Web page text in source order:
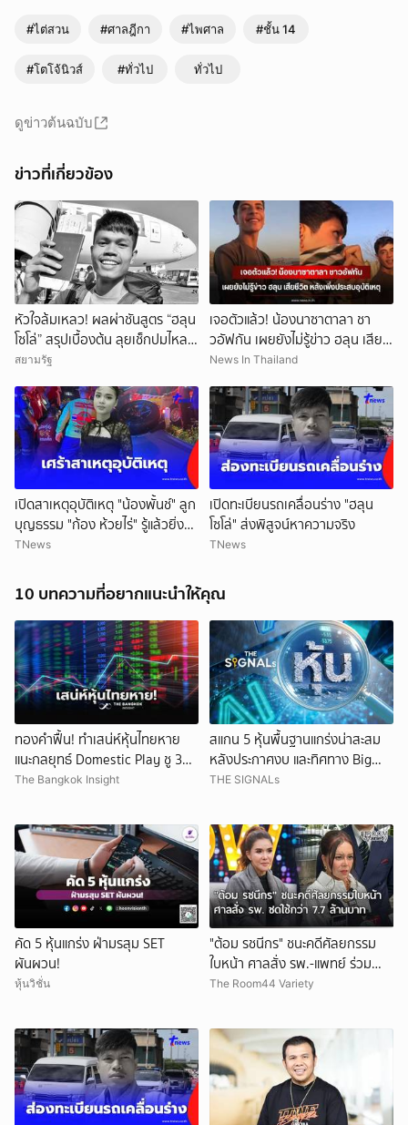
#ไต่สวน #ศาลฎีกา #ไพศาล #ชั้น 14
#โตโจ้นิวส์ #ทั่วไป ทั่วไป
ดูข่าวต้นฉบับ
ข่าวที่เกี่ยวข้อง
หัวใจล้มเหลว! ผลผ่าชันสูตร “ฮลุน
โซโล่” สรุปเบื้องต้น ลุยเช็กปมไหล
ตาย ยังไม่ตัดทิ้งสารพิษ
สยามรัฐ
เจอตัวแล้ว! น้องนาซาตาลา ชา
วอัฟกัน เผยยังไม่รู้ข่าว ฮลุน เสีย
ชีวิต หลังเพิ่งประสบอุบัติเหตุ
News In Thailand
เปิดสาเหตุอุบัติเหตุ "น้องพั้นช์" ลูก
บุญธรรม "ก้อง ห้วยไร่" รู้แล้วยิ่ง
สลดใจ
TNews
เปิดทะเบียนรถเคลื่อนร่าง "ฮลุน
โซโล่" ส่งพิสูจน์หาความจริง
TNews
10 บทความที่อยากแนะนำให้คุณ
ทองคำฟื้น! ทำเสน่ห์หุ้นไทยหาย
แนะกลยุทธ์ Domestic Play ชู 3
หุ้นเด่น
The Bangkok Insight
สแกน 5 หุ้นพื้นฐานแกร่งน่าสะสม
หลังประกาศงบ และทิศทาง Big
Tech ในเวลานี้
THE SIGNALs
คัด 5 หุ้นแกร่ง ฝ่ามรสุม SET
ผันผวน!
หุ้นวิชั่น
"ต้อม รชนีกร" ชนะคดีศัลยกรรม
ใบหน้า ศาลสั่ง รพ.-แพทย์ ร่วม
ชดใช้กว่า 7.7 ล้านบาท
The Room44 Variety